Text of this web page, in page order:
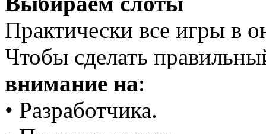
Практически все игры в
Чтобы сделать
внимание на:
• Разработчика.